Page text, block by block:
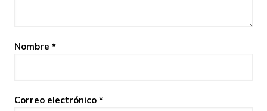
Nombre *
Correo electrónico *